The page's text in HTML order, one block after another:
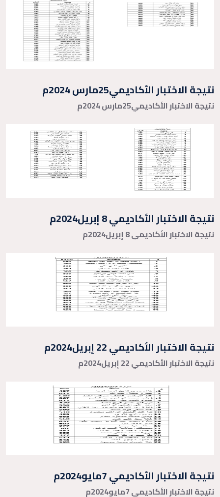
نتيجة الاختبار الأكاديمي25مارس 2024م
نتيجة الاختبار الأكاديمي25مارس 2024م
نتيجة الاختبار الأكاديمي 8 إبريل2024م
نتيجة الاختبار الأكاديمي 8 إبريل2024م
نتيجة الاختبار الأكاديمي 22 إبريل2024م
نتيجة الاختبار الأكاديمي 22 إبريل2024م
نتيجة الاختبار الأكاديمي 7مايو2024م
نتيجة الاختبار الأكاديمي 7مايو2024م